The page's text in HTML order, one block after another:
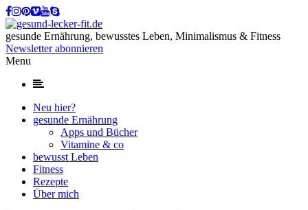
gesunde Ernährung, bewusstes Leben, Minimalismus & Fitness
Newsletter abonnieren
Menu
Neu hier?
gesunde Ernährung
Apps und Bücher
Vitamine & co
bewusst Leben
Fitness
Rezepte
Über mich